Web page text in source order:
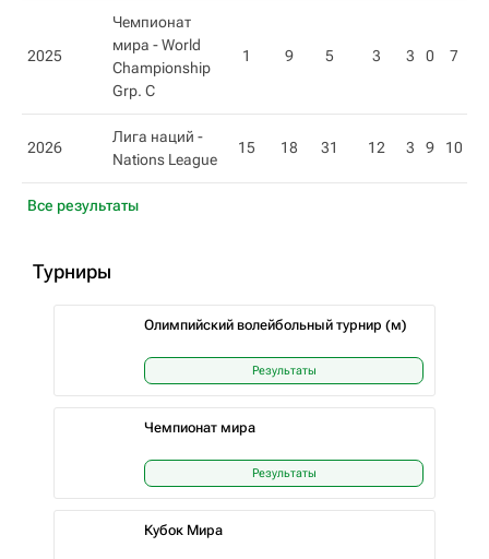
2025
Чемпионат
мира - World
Championship
Grp. C
1 9 5 3 3 0 7
2026
Лига наций -
Nations League
15 18 31 12 3 9 10
Все результаты
Турниры
Олимпийский волейбольный турнир (м)
Результаты
Чемпионат мира
Результаты
Кубок Мира